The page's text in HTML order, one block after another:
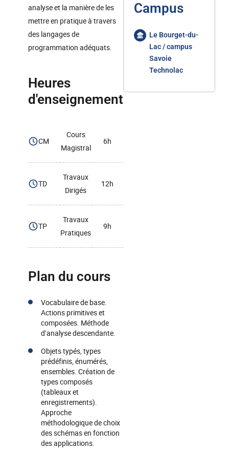
analyse et la manière de les
mettre en pratique à travers
des langages de
programmation adéquats.
Heures
d'enseignement
CM
Cours
Magistral
6h
TD
Travaux
Dirigés
12h
TP
Travaux
Pratiques
9h
Plan du cours
Vocabulaire de base.
Actions primitives et
composées. Méthode
d’analyse descendante.
Objets typés, types
prédéfinis, énumérés,
ensembles. Création de
types composés
(tableaux et
enregistrements).
Approche
méthodologique de choix
des schémas en fonction
des applications.
Campus
Le Bourget-du-
Lac / campus
Savoie
Technolac